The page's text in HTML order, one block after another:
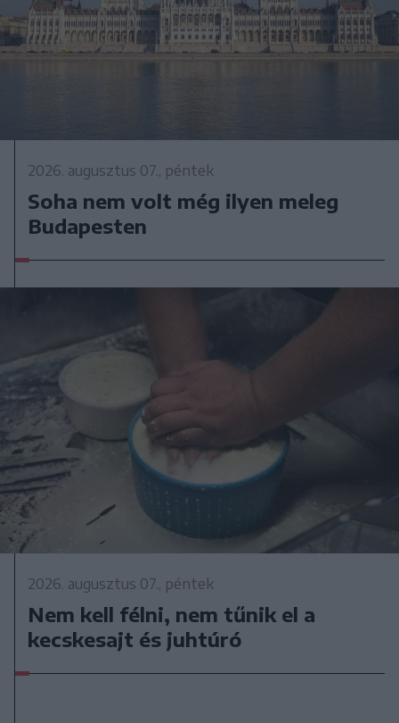
2026. augusztus 07., péntek
Soha nem volt még ilyen meleg
Budapesten
2026. augusztus 07., péntek
Nem kell félni, nem tűnik el a
kecskesajt és juhtúró